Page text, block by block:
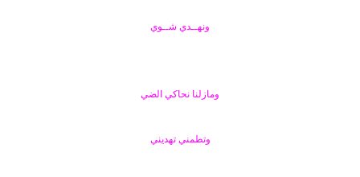
ونهــدي شــوي
ومازلنا نحاكي الضي
وتطمني تهديني